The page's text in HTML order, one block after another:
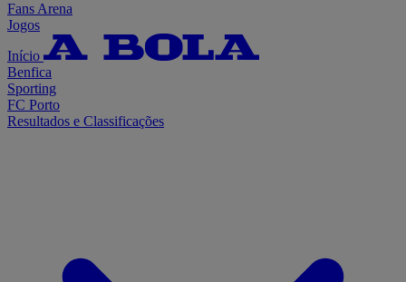
Fans Arena
Jogos
Início
Benfica
Sporting
FC Porto
Resultados e Classificações